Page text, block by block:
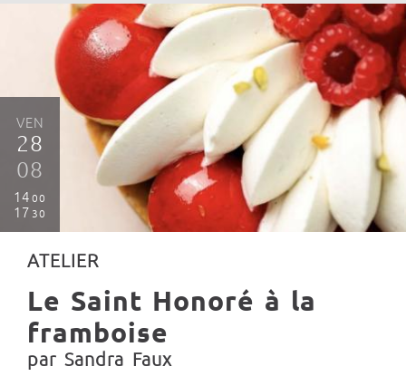
VEN
28
08
14 00
17 30
ATELIER
Le Saint Honoré à la
framboise
par Sandra Faux